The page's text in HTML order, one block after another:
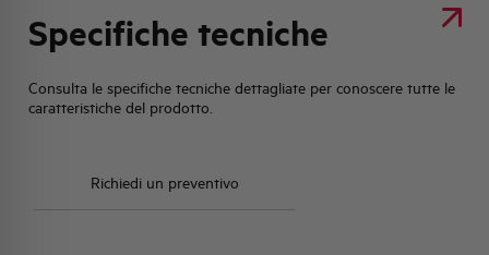
Specifiche tecniche
Consulta le specifiche tecniche dettagliate per conoscere tutte le
caratteristiche del prodotto.
Richiedi un preventivo